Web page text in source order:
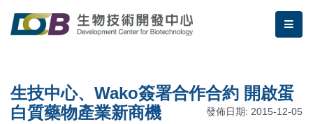
生物技術開發中心 | 生技中心
生技中心、Wako簽署合作合約 開啟蛋
白質藥物產業新商機
發佈日期: 2015-12-05